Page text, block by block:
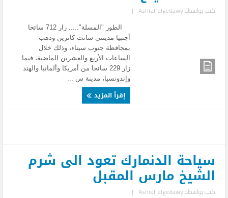
كتب بواسطةAshraf elgedawy
|
الطور "المسلة"..... زار 712 سائحا
أجنبيا مدينتي سانت كاترين ودهب
بمحافظة جنوب سيناء، وذلك خلال
الساعات الأربع والعشرين الماضية، فيما
زار 229 سائحا من أمريكا وألمانيا والهند
وإندونسيا، مدينة س ...
إقرأ المزيد
سياحة الدنمارك تعود الى شرم
الشيخ مارس المقبل
كتب بواسطةAshraf elgedawy
|